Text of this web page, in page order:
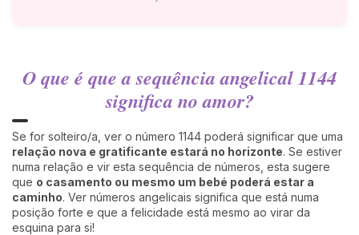
O que é que a sequência angelical 1144
significa no amor?
Se for solteiro/a, ver o número 1144 poderá significar que uma
relação nova e gratificante estará no horizonte. Se estiver
numa relação e vir esta sequência de números, esta sugere
que o casamento ou mesmo um bebé poderá estar a
caminho. Ver números angelicais significa que está numa
posição forte e que a felicidade está mesmo ao virar da
esquina para si!